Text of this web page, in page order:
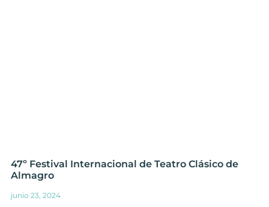
47º Festival Internacional de Teatro Clásico de
Almagro
junio 23, 2024